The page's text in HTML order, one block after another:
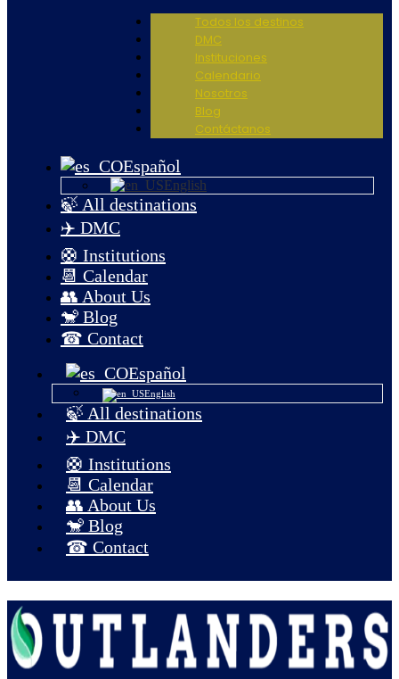
Todos los destinos
DMC
Instituciones
Calendario
Nosotros
Blog
Contáctanos
Español
English
🍃 All destinations
✈️ DMC
🛟 Institutions
📆 Calendar
👥 About Us
🐒 Blog
☎ Contact
Español
English
🍃 All destinations
✈️ DMC
🛟 Institutions
📆 Calendar
👥 About Us
🐒 Blog
☎ Contact